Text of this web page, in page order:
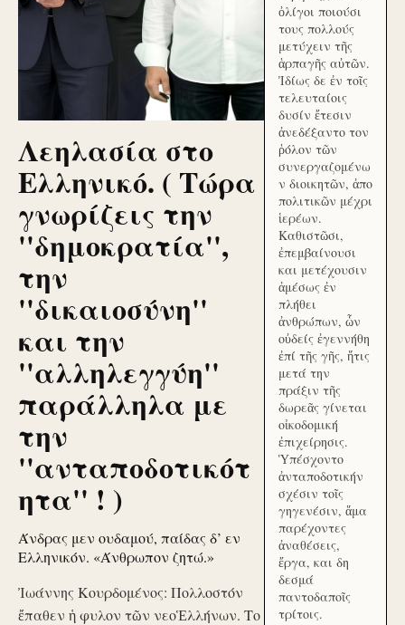
Λεηλασία στο
Ελληνικό. ( Τώρα
γνωρίζεις την
''δημοκρατία'',
την
''δικαιοσύνη''
και την
''αλληλεγγύη''
παράλληλα με
την
''ανταποδοτικότ
ητα'' ! )
Άνδρας μεν ουδαμού, παίδας δ’ εν
Ελληνικόν. «Άνθρωπον ζητώ.»
Ἰωάννης Κουρδομένος: Πολλοστόν
ἔπαθεν ἡ φυλον τῶν νεοἙλλήνων. Το
ὀλίγοι ποιούσι
τους πολλούς
μετύχειν τῆς
ἁρπαγῆς αὐτῶν.
Ἰδίως δε ἐν τοῖς
τελευταίοις
δυσίν ἔτεσιν
ἀνεδέξαντο τον
ῥόλον τῶν
συνεργαζομένω
ν διοικητῶν, ἀπο
πολιτικῶν μέχρι
ἱερέων.
Καθιστῶσι,
ἐπεμβαίνουσι
και μετέχουσιν
ἀμέσως ἐν
πλήθει
ἀνθρώπων, ὧν
οὐδείς ἐγεννήθη
ἐπί τῆς γῆς, ἥτις
μετά την
πράξιν τῆς
δωρεᾶς γίνεται
οἰκοδομική
ἐπιχείρησις.
Ὑπέσχοντο
ἀνταποδοτικήν
σχέσιν τοῖς
γηγενέσιν, ἅμα
παρέχοντες
ἀναθέσεις,
ἔργα, και δη
δεσμά
παντοδαποῖς
τρίτοις.